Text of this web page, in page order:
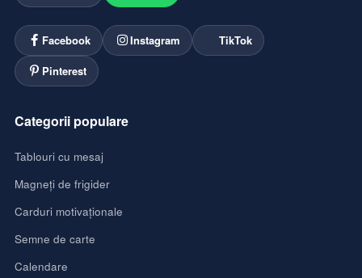
Facebook Instagram
TikTok
Pinterest
Categorii populare
Tablouri cu mesaj
Magneți de frigider
Carduri motivaționale
Semne de carte
Calendare